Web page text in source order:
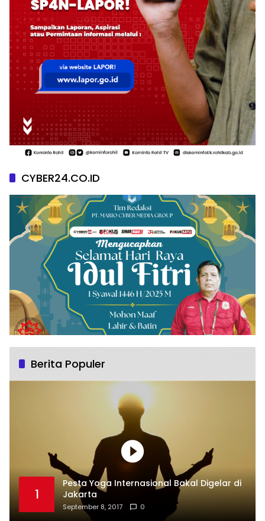
CYBER24.CO.ID
Berita Populer
1
Pesta Yoga Internasional Bakal Digelar di
Jakarta
September 8, 2017 0